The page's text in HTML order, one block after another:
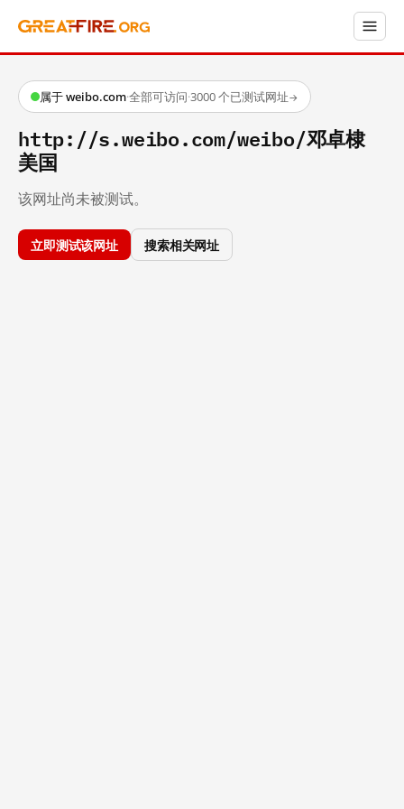
属于 weibo.com·全部可访问·3000 个已测试网址→
http://s.weibo.com/weibo/邓卓棣
美国
该网址尚未被测试。
立即测试该网址 搜索相关网址